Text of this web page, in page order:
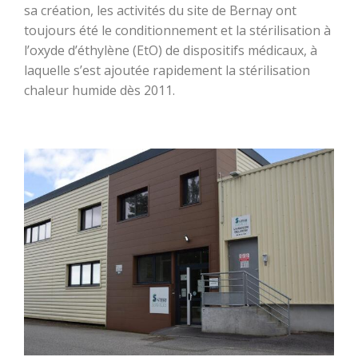
sa création, les activités du site de Bernay ont
toujours été le conditionnement et la stérilisation à
l’oxyde d’éthylène (EtO) de dispositifs médicaux, à
laquelle s’est ajoutée rapidement la stérilisation
chaleur humide dès 2011.